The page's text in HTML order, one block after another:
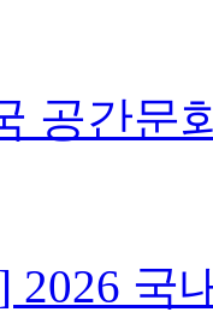
공간문
2026 국